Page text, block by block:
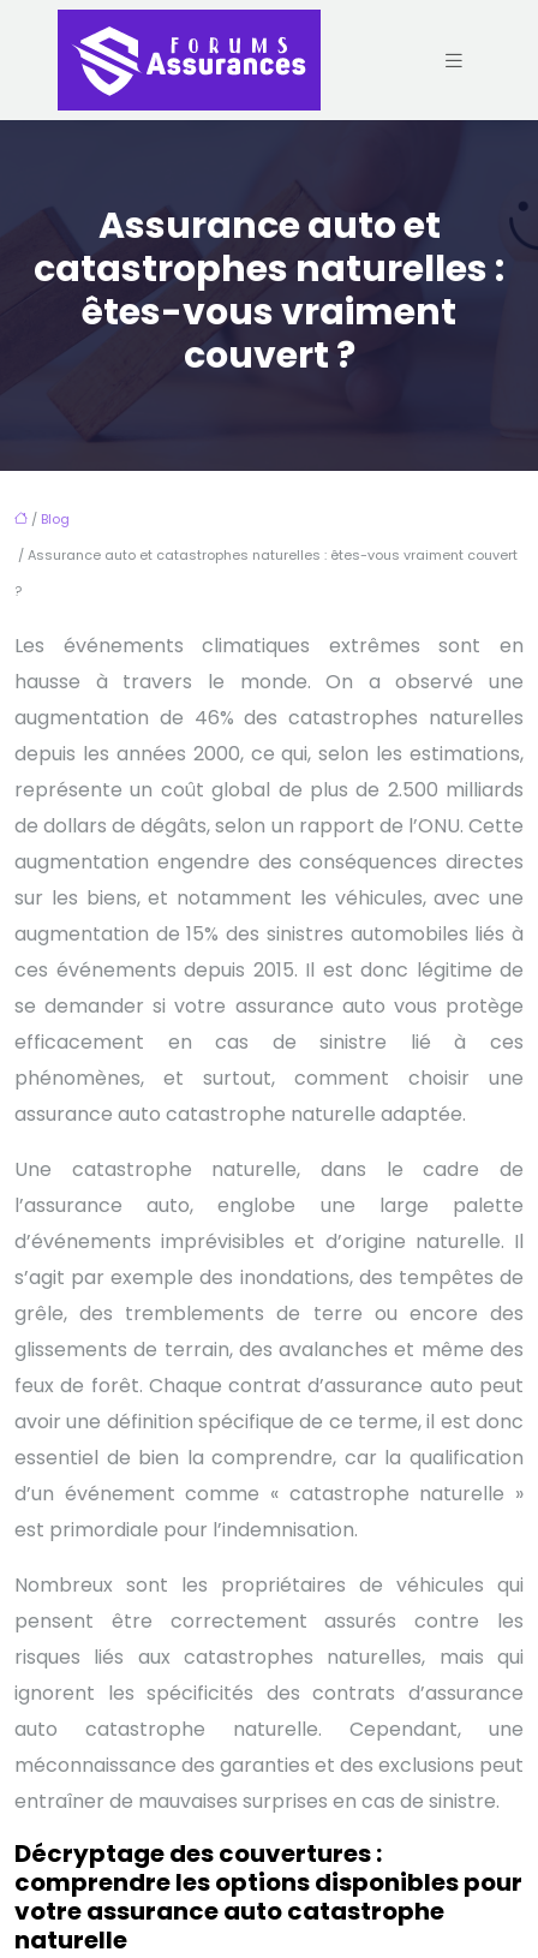
Assurance auto et
catastrophes naturelles :
êtes-vous vraiment
couvert ?
/ Blog
/ Assurance auto et catastrophes naturelles : êtes-vous vraiment couvert
?
Les événements climatiques extrêmes sont en
hausse à travers le monde. On a observé une
augmentation de 46% des catastrophes naturelles
depuis les années 2000, ce qui, selon les estimations,
représente un coût global de plus de 2.500 milliards
de dollars de dégâts, selon un rapport de l’ONU. Cette
augmentation engendre des conséquences directes
sur les biens, et notamment les véhicules, avec une
augmentation de 15% des sinistres automobiles liés à
ces événements depuis 2015. Il est donc légitime de
se demander si votre assurance auto vous protège
efficacement en cas de sinistre lié à ces
phénomènes, et surtout, comment choisir une
assurance auto catastrophe naturelle adaptée.
Une catastrophe naturelle, dans le cadre de
l’assurance auto, englobe une large palette
d’événements imprévisibles et d’origine naturelle. Il
s’agit par exemple des inondations, des tempêtes de
grêle, des tremblements de terre ou encore des
glissements de terrain, des avalanches et même des
feux de forêt. Chaque contrat d’assurance auto peut
avoir une définition spécifique de ce terme, il est donc
essentiel de bien la comprendre, car la qualification
d’un événement comme « catastrophe naturelle »
est primordiale pour l’indemnisation.
Nombreux sont les propriétaires de véhicules qui
pensent être correctement assurés contre les
risques liés aux catastrophes naturelles, mais qui
ignorent les spécificités des contrats d’assurance
auto catastrophe naturelle. Cependant, une
méconnaissance des garanties et des exclusions peut
entraîner de mauvaises surprises en cas de sinistre.
Décryptage des couvertures :
comprendre les options disponibles pour
votre assurance auto catastrophe
naturelle